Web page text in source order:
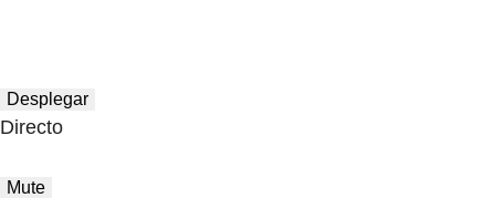
Desplegar
Directo
Mute